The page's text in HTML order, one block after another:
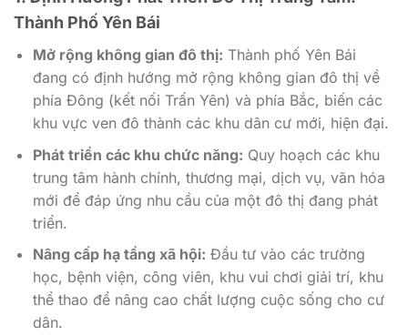
Thành Phố Yên Bái
Mở rộng không gian đô thị: Thành phố Yên Bái
đang có định hướng mở rộng không gian đô thị về
phía Đông (kết nối Trấn Yên) và phía Bắc, biến các
khu vực ven đô thành các khu dân cư mới, hiện đại.
Phát triển các khu chức năng: Quy hoạch các khu
trung tâm hành chính, thương mại, dịch vụ, văn hóa
mới để đáp ứng nhu cầu của một đô thị đang phát
triển.
Nâng cấp hạ tầng xã hội: Đầu tư vào các trường
học, bệnh viện, công viên, khu vui chơi giải trí, khu
thể thao để nâng cao chất lượng cuộc sống cho cư
dân.